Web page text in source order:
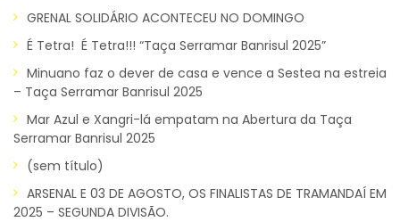
GRENAL SOLIDÁRIO ACONTECEU NO DOMINGO
É Tetra! É Tetra!!! “Taça Serramar Banrisul 2025”
Minuano faz o dever de casa e vence a Sestea na estreia
– Taça Serramar Banrisul 2025
Mar Azul e Xangri-lá empatam na Abertura da Taça
Serramar Banrisul 2025
(sem título)
ARSENAL E 03 DE AGOSTO, OS FINALISTAS DE TRAMANDAÍ EM
2025 – SEGUNDA DIVISÃO.